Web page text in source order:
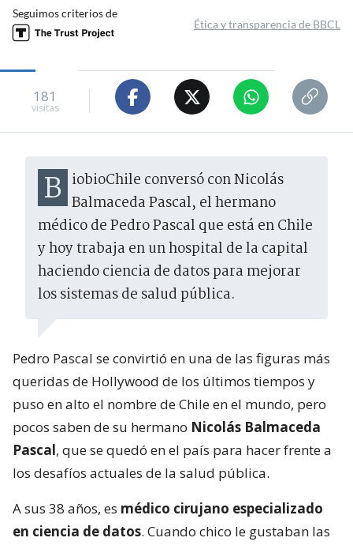
Seguimos criterios de
Ética y transparencia de BBCL
181
visitas
BiobioChile conversó con Nicolás Balmaceda Pascal, el hermano
médico de Pedro Pascal que está en Chile
y hoy trabaja en un hospital de la capital
haciendo ciencia de datos para mejorar
los sistemas de salud pública.
Pedro Pascal se convirtió en una de las figuras más
queridas de Hollywood de los últimos tiempos y
puso en alto el nombre de Chile en el mundo, pero
pocos saben de su hermano Nicolás Balmaceda
Pascal, que se quedó en el país para hacer frente a
los desafíos actuales de la salud pública.
A sus 38 años, es médico cirujano especializado
en ciencia de datos. Cuando chico le gustaban las